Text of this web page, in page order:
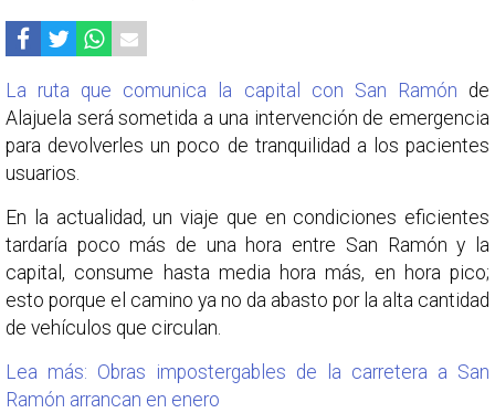
La ruta que comunica la capital con San Ramón de
Alajuela será sometida a una intervención de emergencia
para devolverles un poco de tranquilidad a los pacientes
usuarios.
En la actualidad, un viaje que en condiciones eficientes
tardaría poco más de una hora entre San Ramón y la
capital, consume hasta media hora más, en hora pico;
esto porque el camino ya no da abasto por la alta cantidad
de vehículos que circulan.
Lea más: Obras impostergables de la carretera a San
Ramón arrancan en enero